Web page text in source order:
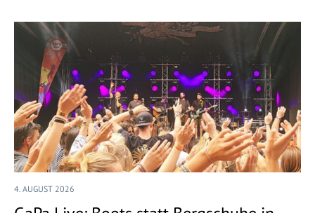
4. AUGUST 2026